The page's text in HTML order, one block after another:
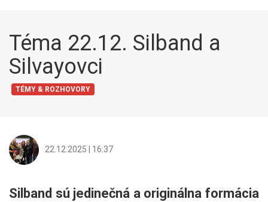
Téma 22.12. Silband a
Silvayovci
TÉMY & ROZHOVORY
22.12.2025 | 16:37
Silband sú jedinečná a originálna formácia